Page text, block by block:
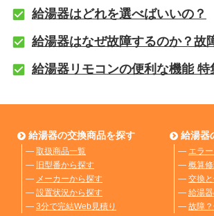
給湯器はどれを選べばいいの？
給湯器はなぜ故障するのか？故
給湯器リモコンの便利な機能 特
給湯器の交換商品を探す
― 取扱商品一覧
― 旧型番から探す
― メーカーから探す
― 設置状況から探す
― 3分で完結Web見積り
給湯器
― エラ
― 概算
― 交換
― 給湯
― 故障